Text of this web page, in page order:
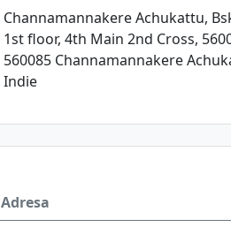
Channamannakere Achukattu,
1st floor, 4th Main 2nd Cross,
560085 Channamannakere
Indie
Adresa